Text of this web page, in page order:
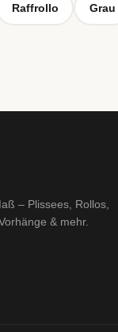
Raffrollo Grau
– Plissees, Rollos,
& mehr.